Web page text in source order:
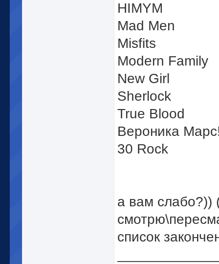
HIMYM
Mad Men
Misfits
Modern Family
New Girl
Sherlock
True Blood
Вероника
30 Rock
а вам слабо?))
список